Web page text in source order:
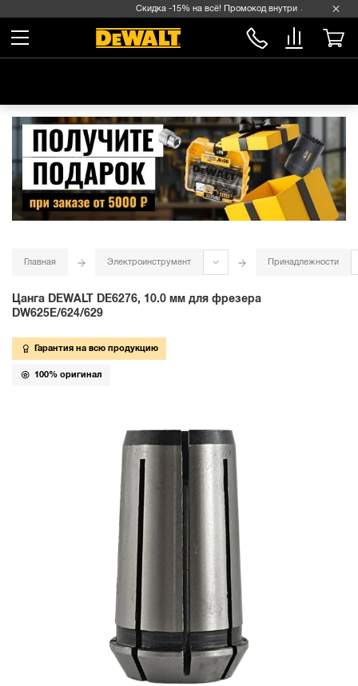
Скидка -15% на всё! Промокод внутри →
Главная Электроинструмент Принадлежности
Цанга DEWALT DE6276, 10.0 мм для фрезера
DW625E/624/629
Гарантия на всю продукцию
100% оригинал